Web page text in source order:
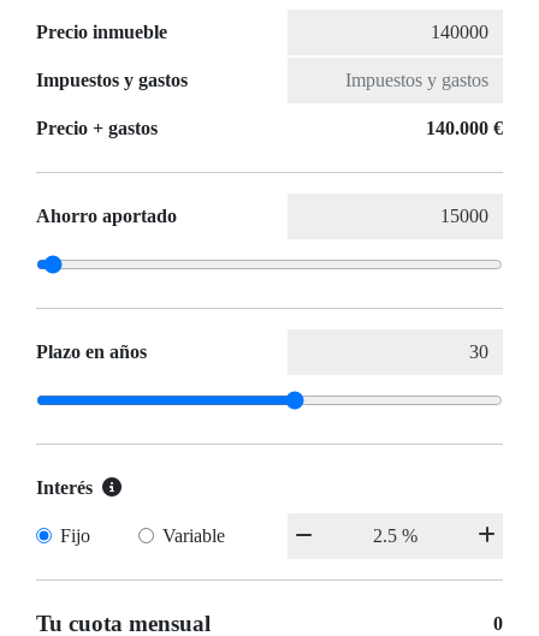
Precio inmueble
Impuestos y gastos
Precio + gastos 140.000 €
Ahorro aportado
Plazo en años
Interés
Fijo Variable
Tu cuota mensual 0